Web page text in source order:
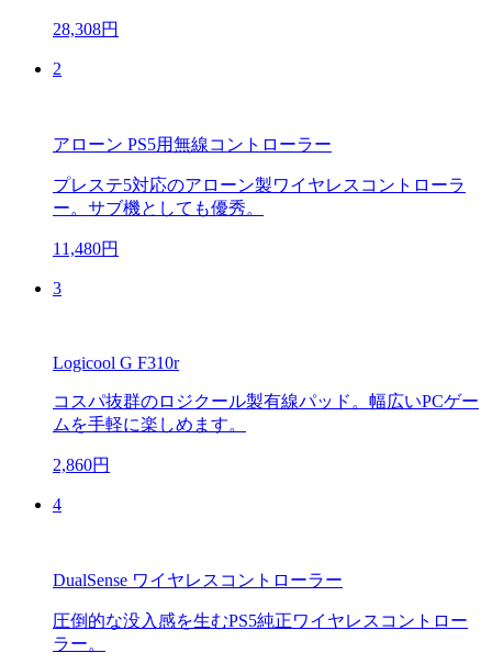
28,308円
2
アローン PS5用無線コントローラー
プレステ5対応のアローン製ワイヤレスコントローラ
ー。サブ機としても優秀。
11,480円
3
Logicool G F310r
コスパ抜群のロジクール製有線パッド。幅広いPCゲー
ムを手軽に楽しめます。
2,860円
4
DualSense ワイヤレスコントローラー
圧倒的な没入感を生むPS5純正ワイヤレスコントロー
ラー。